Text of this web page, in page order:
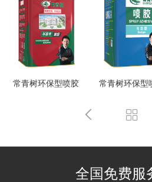
常青树环保型喷胶 常青树环保型
全国免费服